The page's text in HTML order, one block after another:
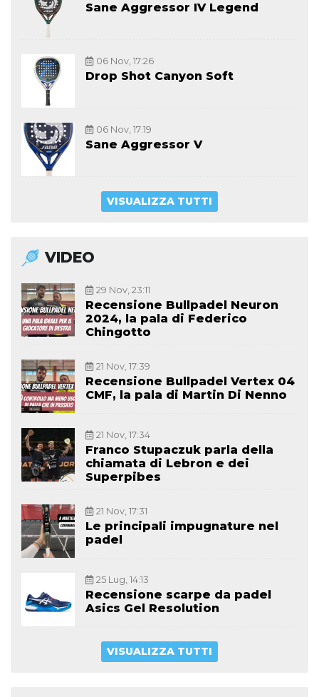
Sane Aggressor IV Legend
06 Nov, 17:26
Drop Shot Canyon Soft
06 Nov, 17:19
Sane Aggressor V
VISUALIZZA TUTTI
VIDEO
29 Nov, 23:11
Recensione Bullpadel Neuron
2024, la pala di Federico
Chingotto
21 Nov, 17:39
Recensione Bullpadel Vertex 04
CMF, la pala di Martin Di Nenno
21 Nov, 17:34
Franco Stupaczuk parla della
chiamata di Lebron e dei
Superpibes
21 Nov, 17:31
Le principali impugnature nel
padel
25 Lug, 14:13
Recensione scarpe da padel
Asics Gel Resolution
VISUALIZZA TUTTI